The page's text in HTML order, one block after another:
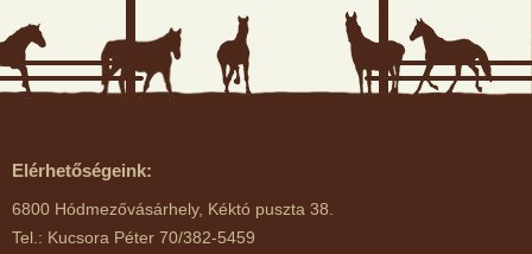
Elérhetőségeink:
6800 Hódmezővásárhely, Kéktó puszta 38.
Tel.: Kucsora Péter 70/382-5459